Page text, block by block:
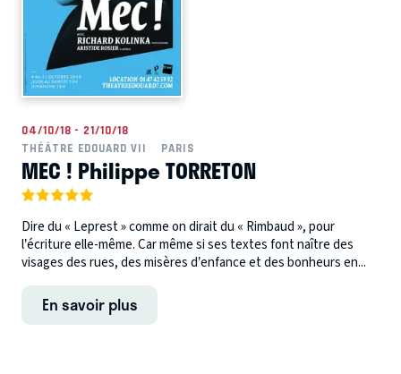
04/10/18 - 21/10/18
THÉÂTRE EDOUARD VII
PARIS
MEC ! Philippe TORRETON
Dire du « Leprest » comme on dirait du « Rimbaud », pour
l’écriture elle-même. Car même si ses textes font naître des
visages des rues, des misères d’enfance et des bonheurs en...
En savoir plus